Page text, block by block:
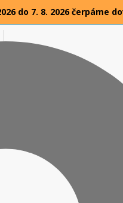
do 7. 8. 2026 čerpáme